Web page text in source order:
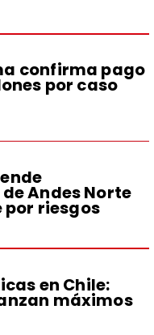
confirma pago
por caso
Andes Norte
por riesgos
en Chile:
máximos